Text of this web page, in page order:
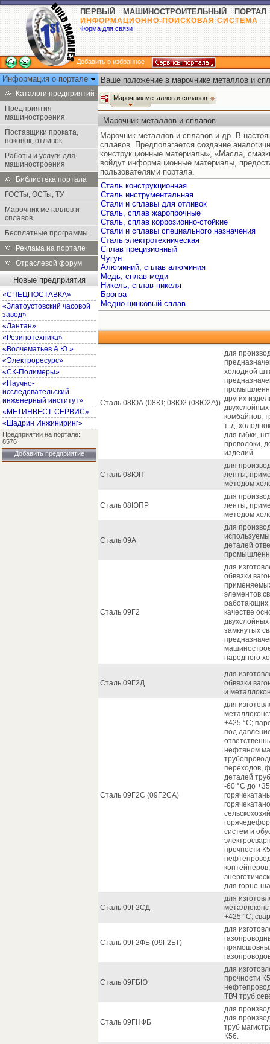
ПЕРВЫЙ МАШИНОСТРОИТЕЛЬНЫЙ ПОРТАЛ
ИНФОРМАЦИОННО-ПОИСКОВАЯ СИСТЕМА
Форма для связи
Добавить в избранное
Информация о портале
Каталоги предприятий
Предприятия
машиностроения
Поставщики проката,
поковок, отливок
Работы и услуги для
машиностроения
Библиотека портала
ГОСТы, ОСТы, ТУ
Марочник металлов и
сплавов
Бесплатные программы
Реклама на портале
Отраслевой форум
Новые предприятия
«СПЕЦПОСТАВКА»
«Златоустовский часовой
завод»
«Лантан»
«Резинотехника»
«Волчематьев А.Ю.»
«Электроресурс»
«СК-Полимеры»
«Научно-
исследовательский
инженерный институт»
«МЕТИНВЕСТ-СЕРВИС»
«Шадрин Инжиниринг»
Предприятий на портале:
8576
Добавить предприятие
Ваше положение в марочнике металлов и
Марочник металлов и сплавов
Марочник металлов и сплавов
Марочник металлов и сплавов и др. В
сплавов. Предполагается создание
конструкционные материалы», «Масла,
войдут информационные материалы,
пользователями портала.
Сталь конструкционная
Сталь инструментальная
Стали и сплавы для отливок
Сталь, сплав жаропрочные
Сталь, сплав коррозионно-стойкие
Стали и сплавы специального назначения
Сталь электротехническая
Сплав прецизионный
Чугун
Алюминий, сплав алюминия
Медь, сплав меди
Никель, сплав никеля
Бронза
Медно-цинковый сплав
Сталь 08ЮА (08Ю; 08Ю2 (08Ю2А))
для
холодной
других
двухслойных
комбайнов,
т. д;
для гибки,
проволоки,
изделий.
Сталь 08ЮП
для
ленты,
методом
Сталь 08ЮПР
для
ленты,
методом
Сталь 09А
для
деталей
Сталь 09Г2
для
обвязки
элементов
работающих
качестве
двухслойных
замкнутых
народного
Сталь 09Г2Д
для
обвязки
и
Сталь 09Г2С (09Г2СА)
для
+425 °С;
под
нефтяном
переходов,
деталей
-60 °С до
систем и
прочности
для горно-
Сталь 09Г2СД
для
+425 °С;
Сталь 09Г2ФБ (09Г2БТ)
для
Сталь 09ГБЮ
для
прочности
ТВЧ труб
Сталь 09ГНФБ
для
для
труб
К56.